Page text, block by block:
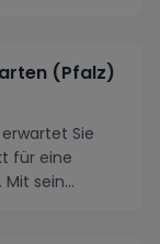
(Pfalz)
Sie
für eine
sein...